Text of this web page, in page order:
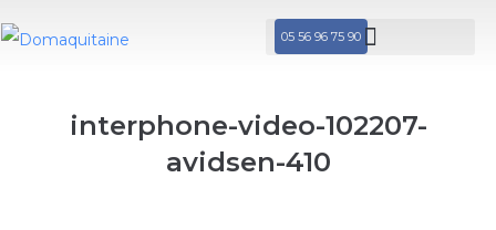
05 56 96 75 90
interphone-video-102207-
avidsen-410